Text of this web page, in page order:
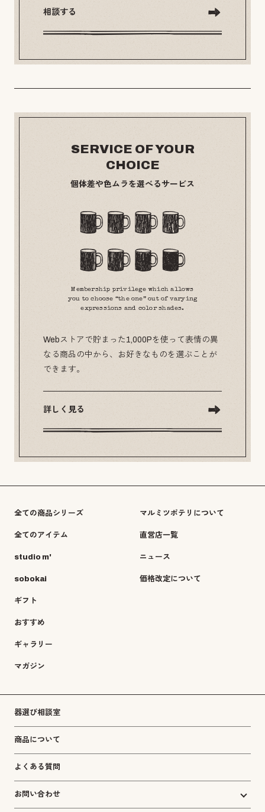
相談する
SERVICE OF YOUR
CHOICE
個体差や色ムラを選べるサービス
Membership privilege which allows
you to choose “the one” out of varying
expressions and color shades.
Webストアで貯まった1,000Pを使って表情の異
なる商品の中から、お好きなものを選ぶことが
できます。
詳しく見る
全ての商品シリーズ
全てのアイテム
studio m'
sobokai
ギフト
おすすめ
ギャラリー
マガジン
マルミツポテリについて
直営店一覧
ニュース
価格改定について
器選び相談室
商品について
よくある質問
お問い合わせ